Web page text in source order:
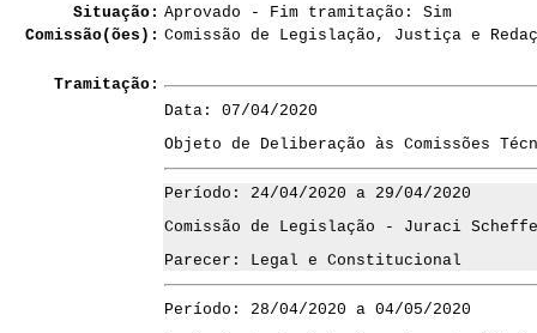
Situação: Aprovado - Fim tramitação: Sim
Comissão(ões): Comissão de Legislação, Justiça e
Tramitação:
Data: 07/04/2020
Objeto de Deliberação às Comissões
Período: 24/04/2020 a 29/04/2020
Comissão de Legislação - Juraci
Parecer: Legal e Constitucional
Período: 28/04/2020 a 04/05/2020